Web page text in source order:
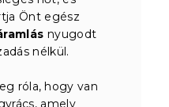
Önt egész
nyugodt
nélkül.
róla, hogy van
amely